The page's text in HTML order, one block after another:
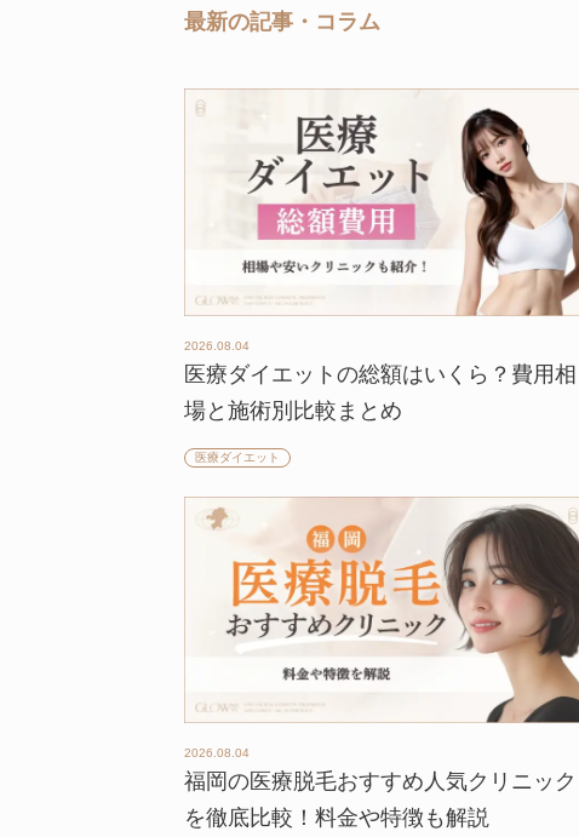
最新の記事・コラム
2026.08.04
医療ダイエットの総額はいくら？費用相
場と施術別比較まとめ
医療ダイエット
2026.08.04
福岡の医療脱毛おすすめ人気クリニック
を徹底比較！料金や特徴も解説